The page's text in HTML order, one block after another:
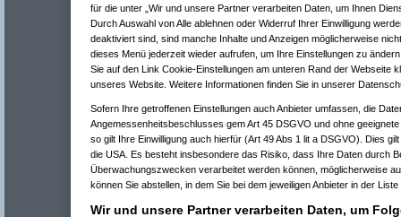
für die unter „Wir und unsere Partner verarbeiten Daten, um Ihnen
Durch Auswahl von Alle ablehnen oder Widerruf Ihrer Einwilligung
deaktiviert sind, sind manche Inhalte und Anzeigen möglicherweise
dieses Menü jederzeit wieder aufrufen, um Ihre Einstellungen zu
Sie auf den Link Cookie-Einstellungen am unteren Rand der Webseite
unseres Website. Weitere Informationen finden Sie in unserer
Sofern Ihre getroffenen Einstellungen auch Anbieter umfassen, die
Angemessenheitsbeschlusses gem Art 45 DSGVO und ohne
so gilt Ihre Einwilligung auch hierfür (Art 49 Abs 1 lit a DSGVO). Dies
die USA. Es besteht insbesondere das Risiko, dass Ihre Daten durch
Überwachungszwecken verarbeitet werden können, möglicherweise
können Sie abstellen, in dem Sie bei dem jeweiligen Anbieter in der
Wir und unsere Partner verarbeiten Daten, um